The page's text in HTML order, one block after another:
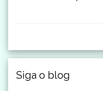
Siga o blog